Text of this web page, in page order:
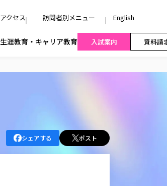
アクセス 訪問者別メニュー English
生涯教育・キャリア教育 入試案内 資料請
シェアする ポスト